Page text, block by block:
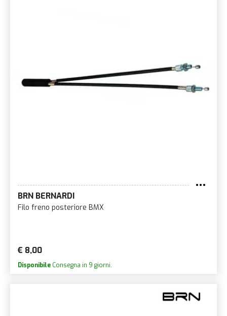
BRN BERNARDI
Filo freno posteriore BMX
€ 8,00
Disponibile Consegna in 9 giorni.